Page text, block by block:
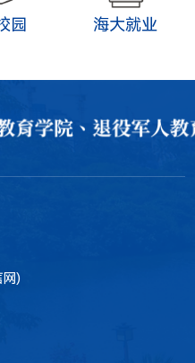
园 海大就业
)